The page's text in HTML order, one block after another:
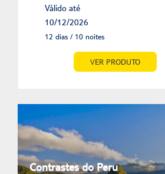
Válido até
10/12/2026
12 dias / 10 noites
VER PRODUTO
Contrastes do Peru